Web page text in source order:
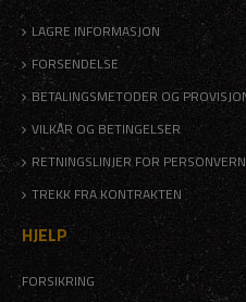
LAGRE INFORMASJON
FORSENDELSE
BETALINGSMETODER OG
VILKÅR OG BETINGELSER
RETNINGSLINJER FOR PERSONVERN
TREKK FRA KONTRAKTEN
HJELP
FORSIKRING